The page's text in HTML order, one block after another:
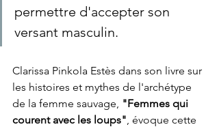
permettre d'accepter son
versant masculin.
Clarissa Pinkola Estès dans son livre sur
les histoires et mythes de l'archétype
de la femme sauvage, "Femmes qui
courent avec les loups", évoque cette